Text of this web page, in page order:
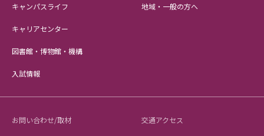
キャンパスライフ
キャリアセンター
図書館・博物館・機構
入試情報
地域・一般の方へ
お問い合わせ/取材 交通アクセス